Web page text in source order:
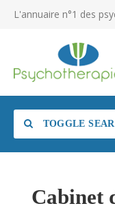
L'annuaire n°1 des
TOGGLE
Cabinet